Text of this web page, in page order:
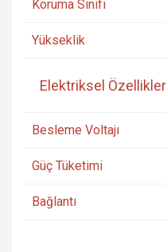
Koruma Sınıfı
Yükseklik
Elektriksel Özellikler
Besleme Voltajı
Güç Tüketimi
Bağlantı